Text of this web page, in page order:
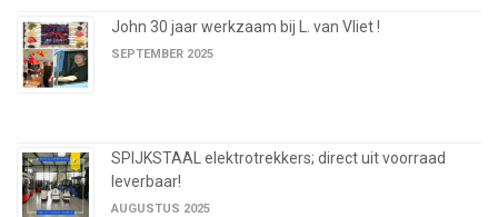
John 30 jaar werkzaam bij L. van Vliet !
SEPTEMBER 2025
SPIJKSTAAL elektrotrekkers; direct uit voorraad
leverbaar!
AUGUSTUS 2025